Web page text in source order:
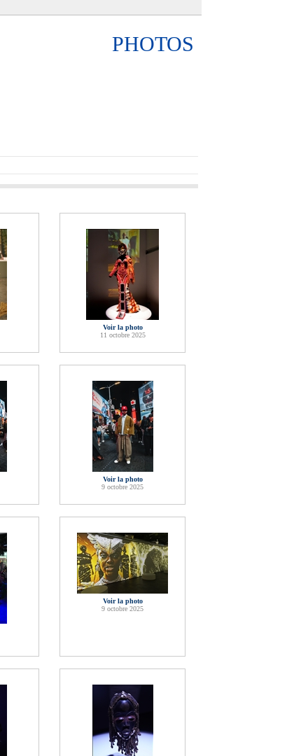
PHOTOS
Voir la photo
11 octobre 2025
Voir la photo
9 octobre 2025
Voir la photo
9 octobre 2025